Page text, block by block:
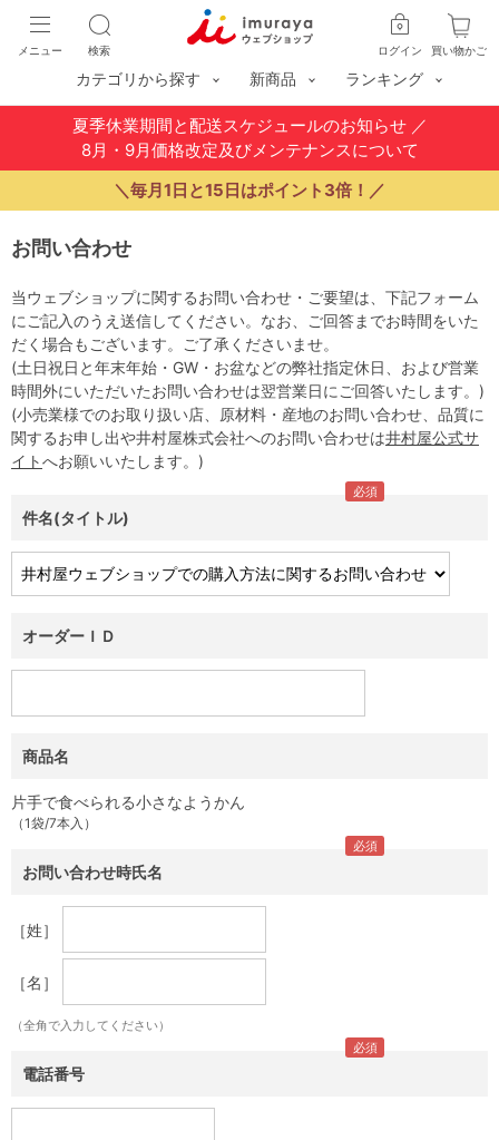
買い物かご
ログイン
検索
メニュー
カテゴリから探す 新商品 ランキング
夏季休業期間と配送スケジュールのお知らせ／
8月・9月価格改定及びメンテナンスについて
＼毎月1日と15日はポイント3倍！／
お問い合わせ
当ウェブショップに関するお問い合わせ・ご要望は、下記フォーム
にご記入のうえ送信してください。なお、ご回答までお時間をいた
だく場合もございます。ご了承くださいませ。
(土日祝日と年末年始・GW・お盆などの弊社指定休日、および営業
時間外にいただいたお問い合わせは翌営業日にご回答いたします。)
(小売業様でのお取り扱い店、原材料・産地のお問い合わせ、品質に
関するお申し出や井村屋株式会社へのお問い合わせは井村屋公式サ
イトへお願いいたします。)
件名(タイトル)
オーダーＩＤ
商品名
片手で食べられる小さなようかん
（1袋/7本入）
お問い合わせ時氏名
［姓］
［名］
（全角で入力してください）
電話番号